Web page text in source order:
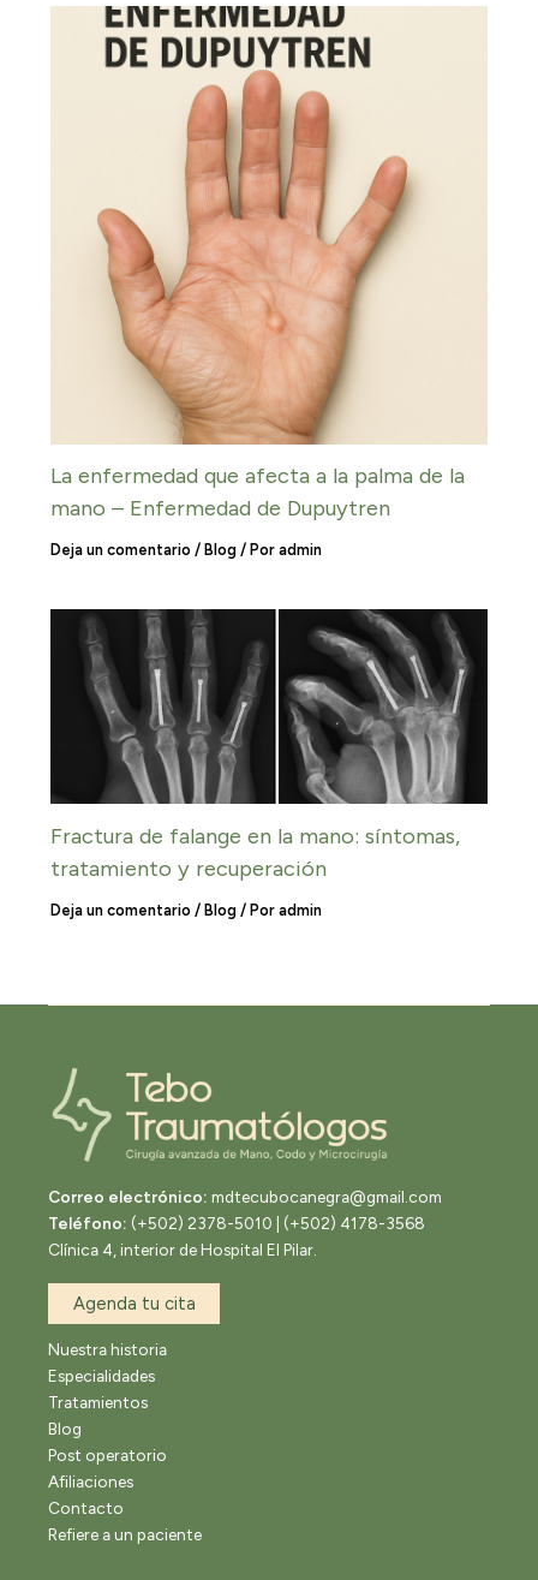
La enfermedad que afecta a la palma de la
mano – Enfermedad de Dupuytren
Deja un comentario / Blog/ Por admin
Fractura de falange en la mano: síntomas,
tratamiento y recuperación
Deja un comentario / Blog/ Por admin
Correo electrónico: mdtecubocanegra@gmail.com
Teléfono: (+502) 2378-5010 | (+502) 4178-3568
Clínica 4, interior de Hospital El Pilar.
Agenda tu cita
Nuestra historia
Especialidades
Tratamientos
Blog
Post operatorio
Afiliaciones
Contacto
Refiere a un paciente